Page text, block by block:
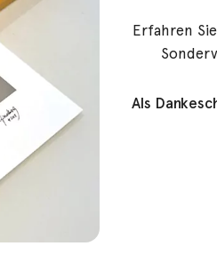
Erfahren
Als